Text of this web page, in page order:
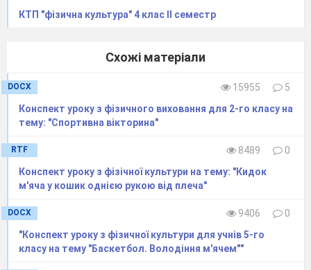
КТП "фізична культура" 4 клас ІІ семестр
Схожі матеріали
DOCX 15955
5
Конспект уроку з фізичного виховання для 2-го класу на
тему: "Спортивна вікторина"
RTF 8489
0
Конспект уроку з фізічної культури на тему: "Кидок
м'яча у кошик однiєю рукою вiд плеча"
DOCX 9406
0
"Конспект уроку з фізичної культури для учнів 5-го
класу на тему "Баскетбол. Володіння м'ячем""